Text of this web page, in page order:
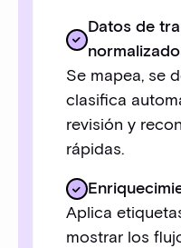
Datos de
Se mapea, se
clasifica
revisión y
rápidas.
Aplica
mostrar los